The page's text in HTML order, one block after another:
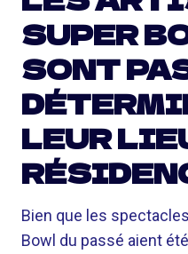
SUPER
SONT
LEUR
Bien que les
Bowl du passé aient